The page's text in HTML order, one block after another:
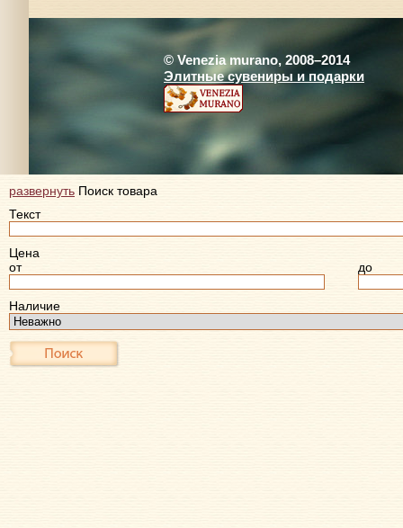
© Venezia murano, 2008–2014
Элитные сувениры и подарки
развернуть Поиск товара
Текст
Цена
от
до
Наличие